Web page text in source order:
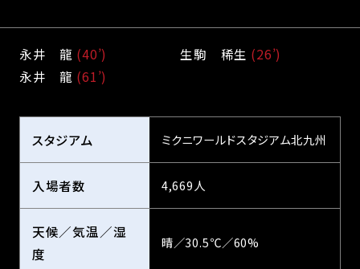
永井　龍 (40’)
永井　龍 (61’)
生駒　稀生 (26’)
スタジアム ミクニワールドスタジアム北九州
入場者数 4,669人
天候／気温／湿
度
晴／30.5℃／60%